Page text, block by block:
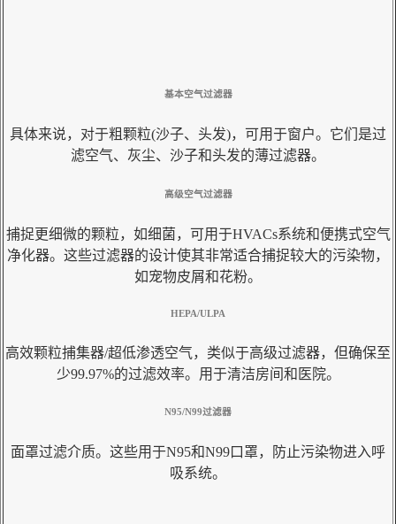
基本空气过滤器
具体来说，对于粗颗粒(沙子、头发)，可用于窗户。它们是过
滤空气、灰尘、沙子和头发的薄过滤器。
高级空气过滤器
捕捉更细微的颗粒，如细菌，可用于HVACs系统和便携式空气
净化器。这些过滤器的设计使其非常适合捕捉较大的污染物，
如宠物皮屑和花粉。
HEPA/ULPA
高效颗粒捕集器/超低渗透空气，类似于高级过滤器，但确保至
少99.97%的过滤效率。用于清洁房间和医院。
N95/N99过滤器
面罩过滤介质。这些用于N95和N99口罩，防止污染物进入呼
吸系统。